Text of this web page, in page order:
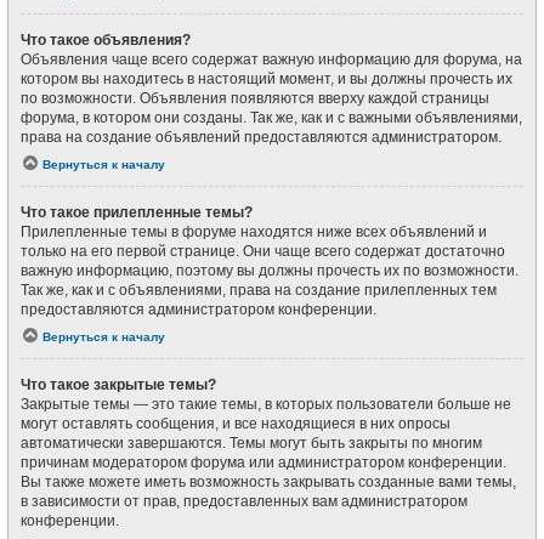
Что такое объявления?
Объявления чаще всего содержат важную информацию для форума, на
котором вы находитесь в настоящий момент, и вы должны прочесть их
по возможности. Объявления появляются вверху каждой страницы
форума, в котором они созданы. Так же, как и с важными объявлениями,
права на создание объявлений предоставляются администратором.
Вернуться к началу
Что такое прилепленные темы?
Прилепленные темы в форуме находятся ниже всех объявлений и
только на его первой странице. Они чаще всего содержат достаточно
важную информацию, поэтому вы должны прочесть их по возможности.
Так же, как и с объявлениями, права на создание прилепленных тем
предоставляются администратором конференции.
Вернуться к началу
Что такое закрытые темы?
Закрытые темы — это такие темы, в которых пользователи больше не
могут оставлять сообщения, и все находящиеся в них опросы
автоматически завершаются. Темы могут быть закрыты по многим
причинам модератором форума или администратором конференции.
Вы также можете иметь возможность закрывать созданные вами темы,
в зависимости от прав, предоставленных вам администратором
конференции.